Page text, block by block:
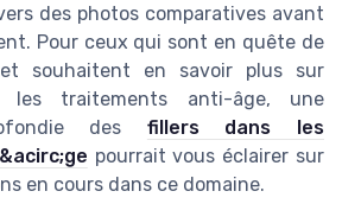
des photos comparatives avant
Pour ceux qui sont en quête de
souhaitent en savoir plus sur
les traitements anti-âge, une
des fillers dans les
pourrait vous éclairer sur
en cours dans ce domaine.